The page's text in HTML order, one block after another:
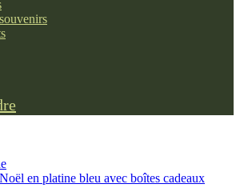
en platine bleu avec boîtes cadeaux